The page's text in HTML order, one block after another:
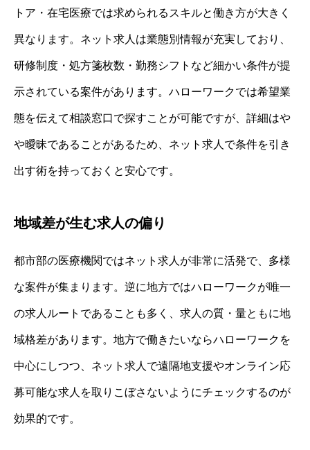
トア・在宅医療では求められるスキルと働き方が大きく
異なります。ネット求人は業態別情報が充実しており、
研修制度・処方箋枚数・勤務シフトなど細かい条件が提
示されている案件があります。ハローワークでは希望業
態を伝えて相談窓口で探すことが可能ですが、詳細はや
や曖昧であることがあるため、ネット求人で条件を引き
出す術を持っておくと安心です。
地域差が生む求人の偏り
都市部の医療機関ではネット求人が非常に活発で、多様
な案件が集まります。逆に地方ではハローワークが唯一
の求人ルートであることも多く、求人の質・量ともに地
域格差があります。地方で働きたいならハローワークを
中心にしつつ、ネット求人で遠隔地支援やオンライン応
募可能な求人を取りこぼさないようにチェックするのが
効果的です。